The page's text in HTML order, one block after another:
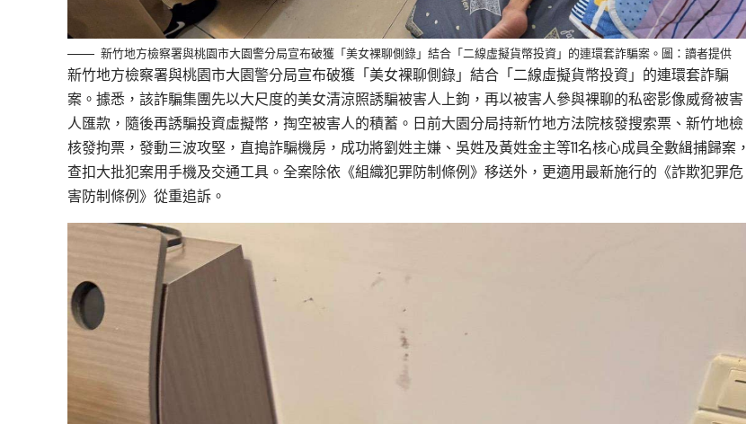
新竹地方檢察署與桃園市大園警分局宣布破獲「美女裸聊側錄」結合「二線虛擬貨幣投資」的連環套詐騙案。圖：讀者提供
新竹地方檢察署與桃園市大園警分局宣布破獲「美女裸聊側錄」結合「二線虛擬貨幣投資」的連環套詐騙
案。據悉，該詐騙集團先以大尺度的美女清涼照誘騙被害人上鉤，再以被害人參與裸聊的私密影像威脅被害
人匯款，隨後再誘騙投資虛擬幣，掏空被害人的積蓄。日前大園分局持新竹地方法院核發搜索票、新竹地檢
核發拘票，發動三波攻堅，直搗詐騙機房，成功將劉姓主嫌、吳姓及黃姓金主等11名核心成員全數緝捕歸案，
查扣大批犯案用手機及交通工具。全案除依《組織犯罪防制條例》移送外，更適用最新施行的《詐欺犯罪危
害防制條例》從重追訴。